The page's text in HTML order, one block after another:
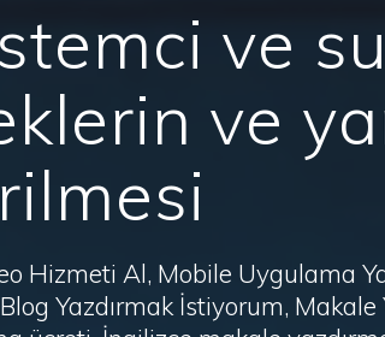
ve
ve
Hizmeti Al, Mobile Uygulama
Yazdırmak İstiyorum,